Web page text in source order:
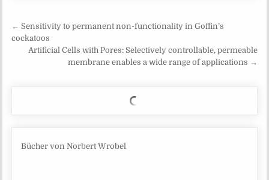
Beitragsnavigation
← Sensitivity to permanent non-functionality in Goffin’s
cockatoos
Artificial Cells with Pores: Selectively controllable, permeable
membrane enables a wide range of applications →
Bücher von Norbert Wrobel